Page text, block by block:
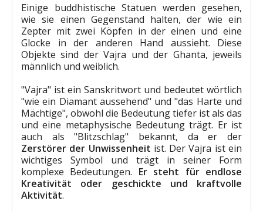
Einige buddhistische Statuen werden gesehen,
wie sie einen Gegenstand halten, der wie ein
Zepter mit zwei Köpfen in der einen und eine
Glocke in der anderen Hand aussieht. Diese
Objekte sind der Vajra und der Ghanta, jeweils
männlich und weiblich.
"Vajra" ist ein Sanskritwort und bedeutet wörtlich
"wie ein Diamant aussehend" und "das Harte und
Mächtige", obwohl die Bedeutung tiefer ist als das
und eine metaphysische Bedeutung trägt. Er ist
auch als "Blitzschlag" bekannt, da er der
Zerstörer der Unwissenheit ist. Der Vajra ist ein
wichtiges Symbol und trägt in seiner Form
komplexe Bedeutungen. Er steht für endlose
Kreativität oder geschickte und kraftvolle
Aktivität.